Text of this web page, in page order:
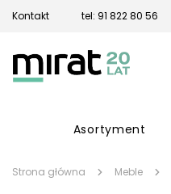
Kontakt tel: 91 822 80 56
Asortyment
Strona główna Meble